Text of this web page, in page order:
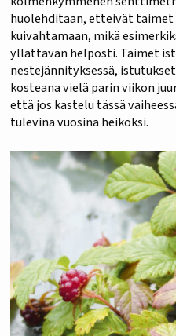
huolehditaan, etteivät taimet
kuivahtamaan, mikä
yllättävän helposti. Taimet
nestejännityksessä,
kosteana vielä parin viikon
että jos kastelu tässä
tulevina vuosina heikoksi.